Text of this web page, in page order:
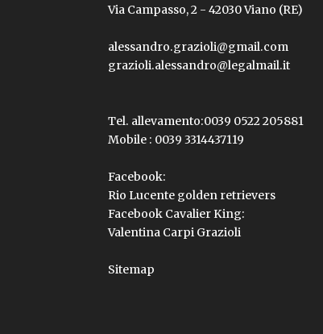
Via Campasso, 2 - 42030 Viano (RE)
alessandro.grazioli@gmail.com
grazioli.alessandro@legalmail.it
Tel. allevamento:0039 0522 205881
Mobile : 0039 3314437119
Facebook:
Rio Lucente golden retrievers
Facebook Cavalier King:
Valentina Carpi Grazioli
Sitemap